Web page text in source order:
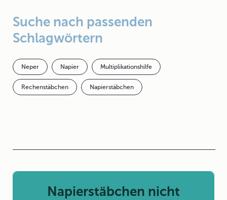
Suche nach passenden
Schlagwörtern
Neper Napier Multiplikationshilfe
Rechenstäbchen Napierstäbchen
Napierstäbchen nicht